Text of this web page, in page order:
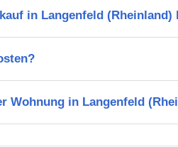
in Langenfeld (Rheinland)
Wohnung in Langenfeld